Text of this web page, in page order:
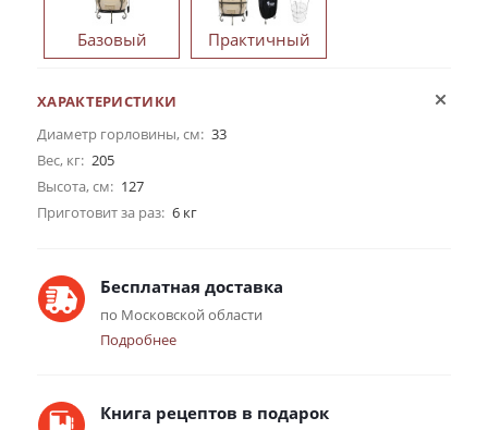
Базовый Практичный
ХАРАКТЕРИСТИКИ
Диаметр горловины, см: 33
Вес, кг: 205
Высота, см: 127
Приготовит за раз: 6 кг
Бесплатная доставка
по Московской области
Подробнее
Книга рецептов в подарок